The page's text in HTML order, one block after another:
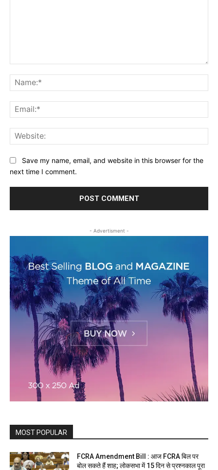
Save my name, email, and website in this browser for the
next time I comment.
- Advertisment -
MOST POPULAR
FCRA Amendment Bill : आज FCRA बिल पर
बोल सकते हैं शाह; लोकसभा में 15 दिन से प्रश्नकाल पूरा